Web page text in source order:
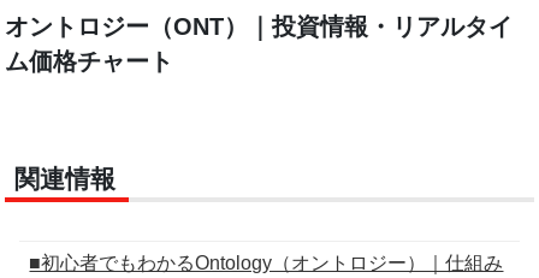
オントロジー（ONT）｜投資情報・リアルタイ
ム価格チャート
関連情報
■初心者でもわかるOntology（オントロジー）｜仕組み